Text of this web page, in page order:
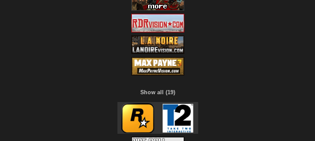
Show all (19)